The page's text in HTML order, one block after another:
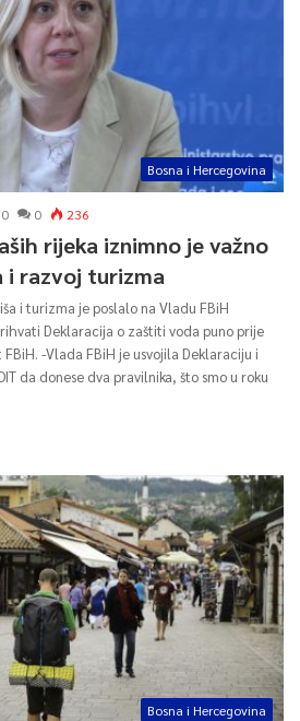
Bosna i Hercegovina
0 236
rijeka iznimno je važno
i razvoj turizma
i turizma je poslalo na Vladu FBiH
Deklaracija o zaštiti voda puno prije
-Vlada FBiH je usvojila Deklaraciju i
da donese dva pravilnika, što smo u roku
Bosna i Hercegovina